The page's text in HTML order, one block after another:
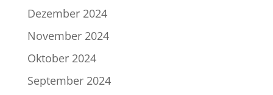
Dezember 2024
November 2024
Oktober 2024
September 2024